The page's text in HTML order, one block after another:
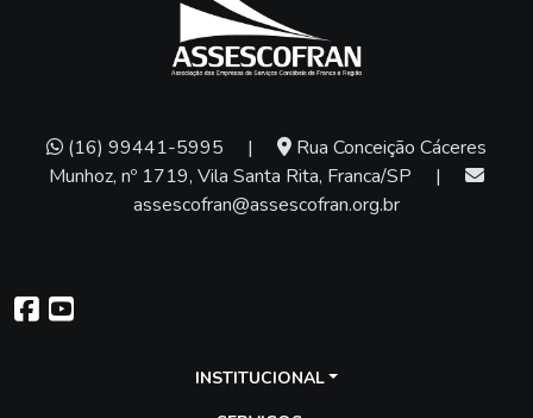
(16) 99441-5995 |
Rua Conceição Cáceres
Munhoz, nº 1719, Vila Santa Rita, Franca/SP
|
assescofran@assescofran.org.br
INSTITUCIONAL